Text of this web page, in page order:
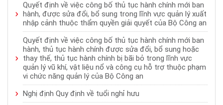
Quyết định về việc công bố thủ tục hành chính mới ban
hành, được sửa đổi, bổ sung trong lĩnh vực quản lý xuất
nhập cảnh thuộc thẩm quyền giải quyết của Bộ Công an
Quyết định về việc công bố thủ tục hành chính mới ban
hành, thủ tục hành chính được sửa đổi, bổ sung hoặc
thay thế, thủ tục hành chính bị bãi bỏ trong lĩnh vực
quản lý vũ khí, vật liệu nổ và công cụ hỗ trợ thuộc phạm
vi chức năng quản lý của Bộ Công an
Nghị định Quy định về tuổi nghỉ hưu